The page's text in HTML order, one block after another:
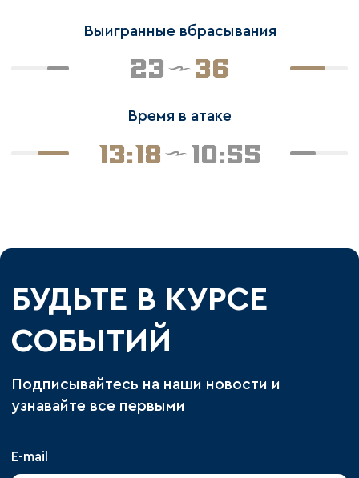
Выигранные вбрасывания
23 36
Время в атаке
13:18 10:55
БУДЬТЕ В КУРСЕ
СОБЫТИЙ
Подписывайтесь на наши новости и
узнавайте все первыми
E-mail